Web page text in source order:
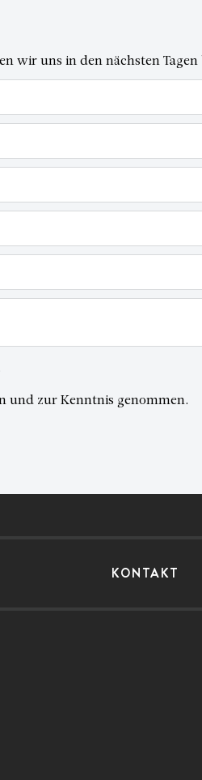
wir uns in den nächsten Tagen
und zur Kenntnis genommen.
KONTAKT